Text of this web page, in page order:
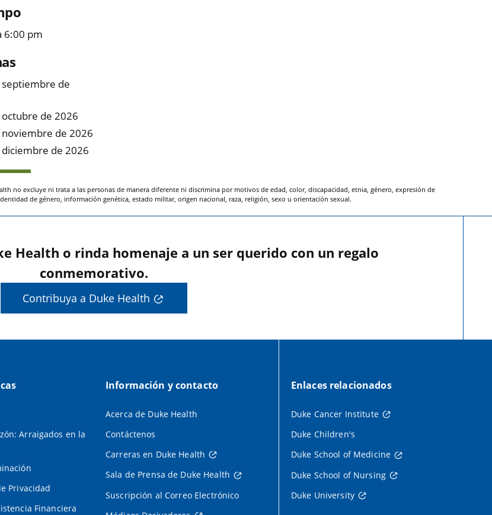
6:00 pm
septiembre de
de 2026
noviembre de 2026
de 2026
no excluye ni trata a las personas de manera diferente ni discrimina por motivos de edad, color, discapacidad, etnia, género, expresión de
de género, información genética, estado militar, origen nacional, raza, religión, sexo u orientación sexual.
Health o rinda homenaje a un ser querido con un regalo
conmemorativo.
Contribuya a Duke Health
Arraigados en la
Privacidad
Financiera
Información y contacto
Acerca de Duke Health
Contáctenos
Carreras en Duke Health
Sala de Prensa de Duke Health
Suscripción al Correo Electrónico
Enlaces relacionados
Duke Cancer Institute
Duke Children's
Duke School of Medicine
Duke School of Nursing
Duke University